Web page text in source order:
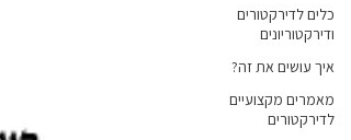
כלים לדירקטורים
ודירקטוריונים
איך עושים את זה?
מאמרים מקצועיים
לדירקטורים